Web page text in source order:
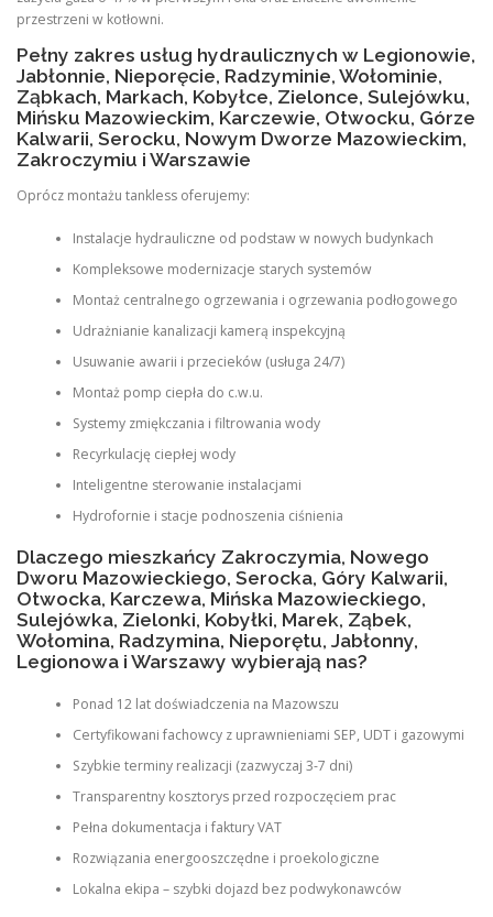
przestrzeni w kotłowni.
Pełny zakres usług hydraulicznych w Legionowie,
Jabłonnie, Nieporęcie, Radzyminie, Wołominie,
Ząbkach, Markach, Kobyłce, Zielonce, Sulejówku,
Mińsku Mazowieckim, Karczewie, Otwocku, Górze
Kalwarii, Serocku, Nowym Dworze Mazowieckim,
Zakroczymiu i Warszawie
Oprócz montażu tankless oferujemy:
Instalacje hydrauliczne od podstaw w nowych budynkach
Kompleksowe modernizacje starych systemów
Montaż centralnego ogrzewania i ogrzewania podłogowego
Udrażnianie kanalizacji kamerą inspekcyjną
Usuwanie awarii i przecieków (usługa 24/7)
Montaż pomp ciepła do c.w.u.
Systemy zmiękczania i filtrowania wody
Recyrkulację ciepłej wody
Inteligentne sterowanie instalacjami
Hydrofornie i stacje podnoszenia ciśnienia
Dlaczego mieszkańcy Zakroczymia, Nowego
Dworu Mazowieckiego, Serocka, Góry Kalwarii,
Otwocka, Karczewa, Mińska Mazowieckiego,
Sulejówka, Zielonki, Kobyłki, Marek, Ząbek,
Wołomina, Radzymina, Nieporętu, Jabłonny,
Legionowa i Warszawy wybierają nas?
Ponad 12 lat doświadczenia na Mazowszu
Certyfikowani fachowcy z uprawnieniami SEP, UDT i gazowymi
Szybkie terminy realizacji (zazwyczaj 3-7 dni)
Transparentny kosztorys przed rozpoczęciem prac
Pełna dokumentacja i faktury VAT
Rozwiązania energooszczędne i proekologiczne
Lokalna ekipa – szybki dojazd bez podwykonawców